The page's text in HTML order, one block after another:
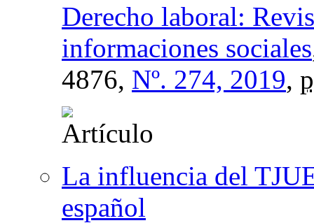
Derecho laboral:
informaciones sociales
4876, Nº. 274, 2019,
La influencia del
español